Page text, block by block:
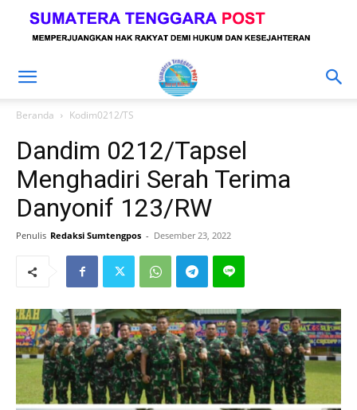
Beranda Kodim0212/TS
Dandim 0212/Tapsel
Menghadiri Serah Terima
Danyonif 123/RW
Penulis Redaksi Sumtengpos - Desember 23, 2022